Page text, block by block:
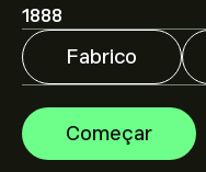
1888
Fabrico
Começar
Os analistas oferecem
com base em
financeiros e
previsão mais
dos preços.
A capitalização